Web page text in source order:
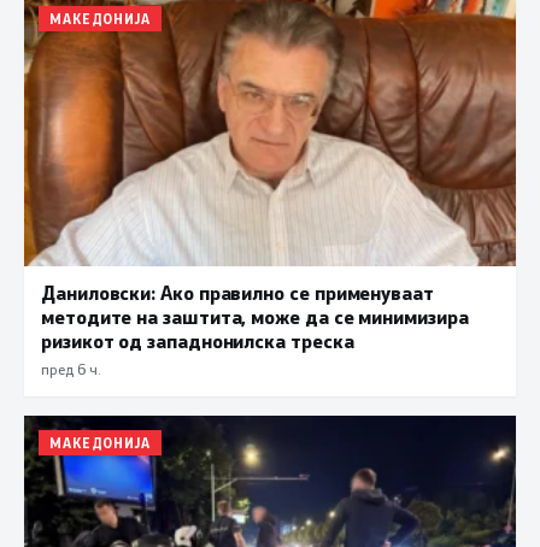
МАКЕДОНИЈА
Даниловски: Ако правилно се применуваат
методите на заштита, може да се минимизира
ризикот од западнонилска треска
пред 6 ч.
МАКЕДОНИЈА